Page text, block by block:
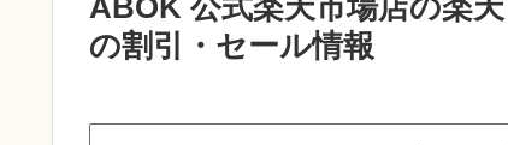
の割引・セール情報